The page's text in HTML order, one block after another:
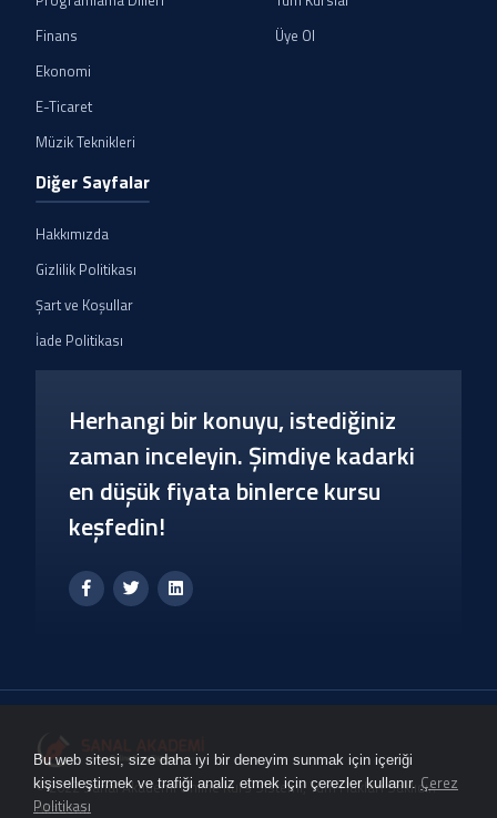
Bu web sitesi, size daha iyi bir deneyim sunmak için içeriği
kişiselleştirmek ve trafiği analiz etmek için çerezler kullanır. Çerez
Politikası
Finans
Ekonomi
E-Ticaret
Müzik Teknikleri
Üye Ol
Diğer Sayfalar
Hakkımızda
Gizlilik Politikası
Şart ve Koşullar
İade Politikası
Herhangi bir konuyu, istediğiniz
zaman inceleyin. Şimdiye kadarki
en düşük fiyata binlerce kursu
keşfedin!
© 2022 Sanal Akademi Online Kurs Sistemi, Tüm Hakları Saklıdır.
Akademi